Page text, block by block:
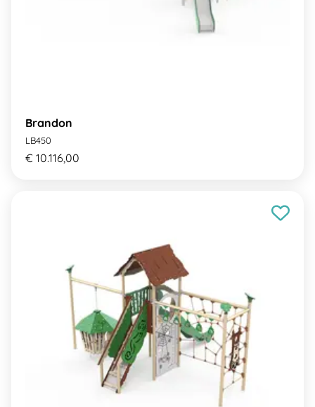
Brandon
LB450
€ 10.116,00